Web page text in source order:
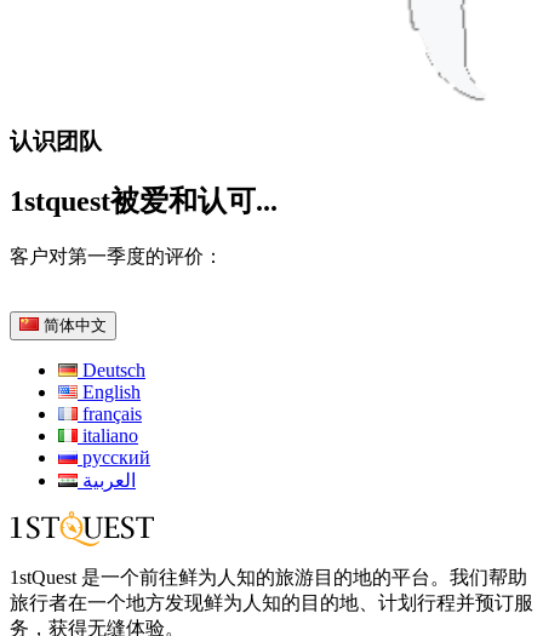
认识团队
1stquest被爱和认可...
客户对第一季度的评价：
简体中文
Deutsch
English
français
italiano
русский
العربية
1stQuest 是一个前往鲜为人知的旅游目的地的平台。我们帮助
旅行者在一个地方发现鲜为人知的目的地、计划行程并预订服
务，获得无缝体验。